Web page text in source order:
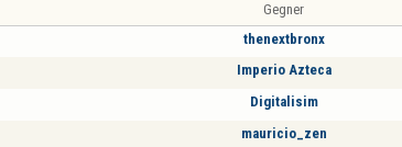
Gegner
thenextbronx
Imperio Azteca
Digitalisim
mauricio_zen